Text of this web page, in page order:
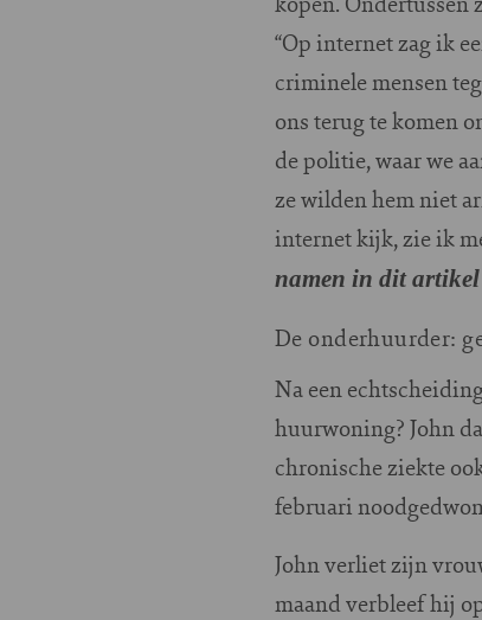
“Op internet zag ik
criminele mensen
ons terug te komen
de politie, waar we
ze wilden hem niet
internet kijk, zie ik
namen in dit
De onderhuurder:
Na een
huurwoning? John
chronische ziekte
februari
John verliet zijn
maand verbleef hij